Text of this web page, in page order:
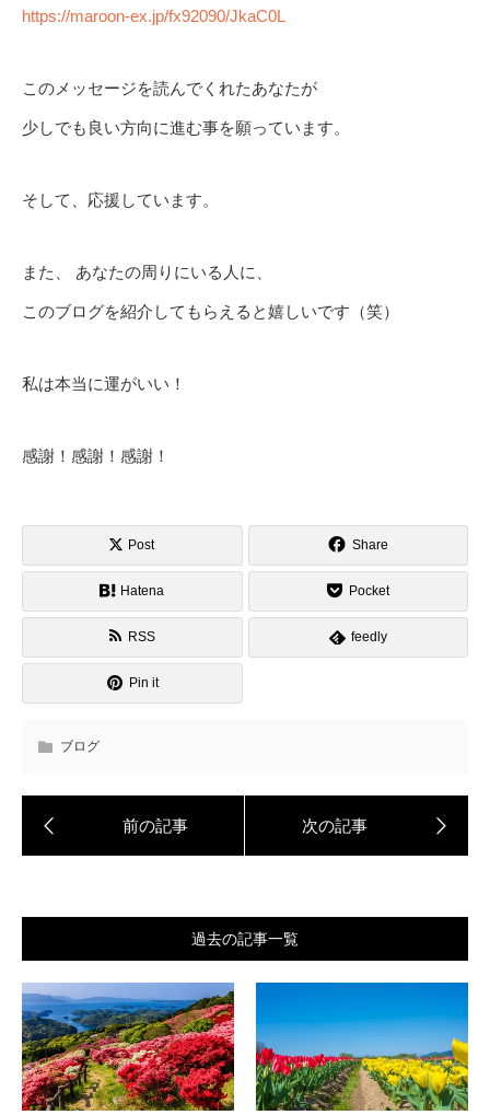
https://maroon-ex.jp/fx92090/JkaC0L
このメッセージを読んでくれたあなたが
少しでも良い方向に進む事を願っています。
そして、応援しています。
また、 あなたの周りにいる人に、
このブログを紹介してもらえると嬉しいです（笑）
私は本当に運がいい！
感謝！感謝！感謝！
Post Share
Hatena Pocket
RSS feedly
Pin it
ブログ
過去の記事一覧